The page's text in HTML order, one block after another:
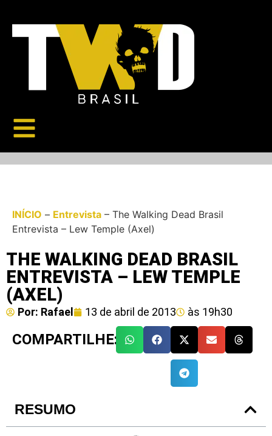
INÍCIO – Entrevista – The Walking Dead Brasil
Entrevista – Lew Temple (Axel)
THE WALKING DEAD BRASIL
ENTREVISTA – LEW TEMPLE
(AXEL)
Por: Rafael 13 de abril de 2013 às 19h30
COMPARTILHE:
RESUMO